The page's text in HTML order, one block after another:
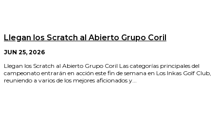
Llegan los Scratch al Abierto Grupo Coril
JUN 25, 2026
Llegan los Scratch al Abierto Grupo Coril Las categorías principales del
campeonato entrarán en acción este fin de semana en Los Inkas Golf Club,
reuniendo a varios de los mejores aficionados y...